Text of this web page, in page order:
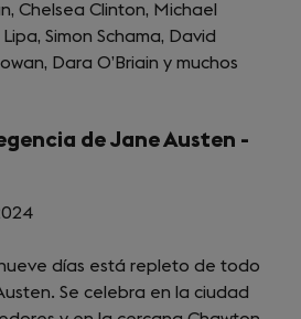
Chelsea Clinton, Michael
Simon Schama, David
Dara O’Briain y muchos
de Jane Austen -
días está repleto de todo
Se celebra en la ciudad